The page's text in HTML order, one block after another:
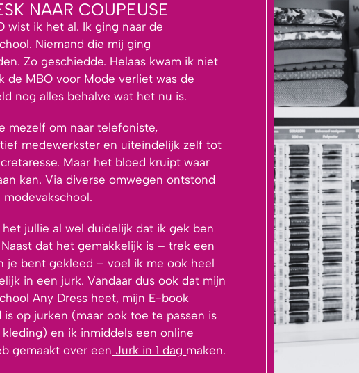
NAAR COUPEUSE
wist ik het al. Ik ging naar de
Niemand die mij ging
Zo geschiedde. Helaas kwam ik niet
de MBO voor Mode verliet was de
nog alles behalve wat het nu is.
mezelf om naar telefoniste,
medewerkster en uiteindelijk zelf tot
Maar het bloed kruipt waar
kan. Via diverse omwegen ontstond
jullie al wel duidelijk dat ik gek ben
dat het gemakkelijk is – trek een
je bent gekleed – voel ik me ook heel
in een jurk. Vandaar dus ook dat mijn
Any Dress heet, mijn E-book
is op jurken (maar ook toe te passen is
en ik inmiddels een online
gemaakt over een Jurk in 1 dag maken.